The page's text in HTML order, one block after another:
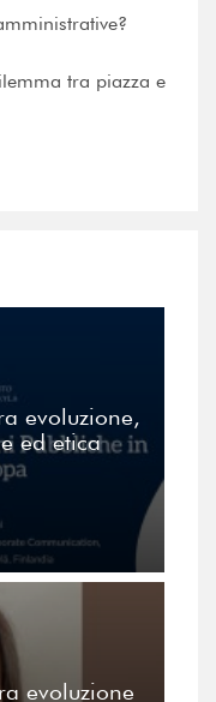
tra piazza e
evoluzione,
ed etica
evoluzione